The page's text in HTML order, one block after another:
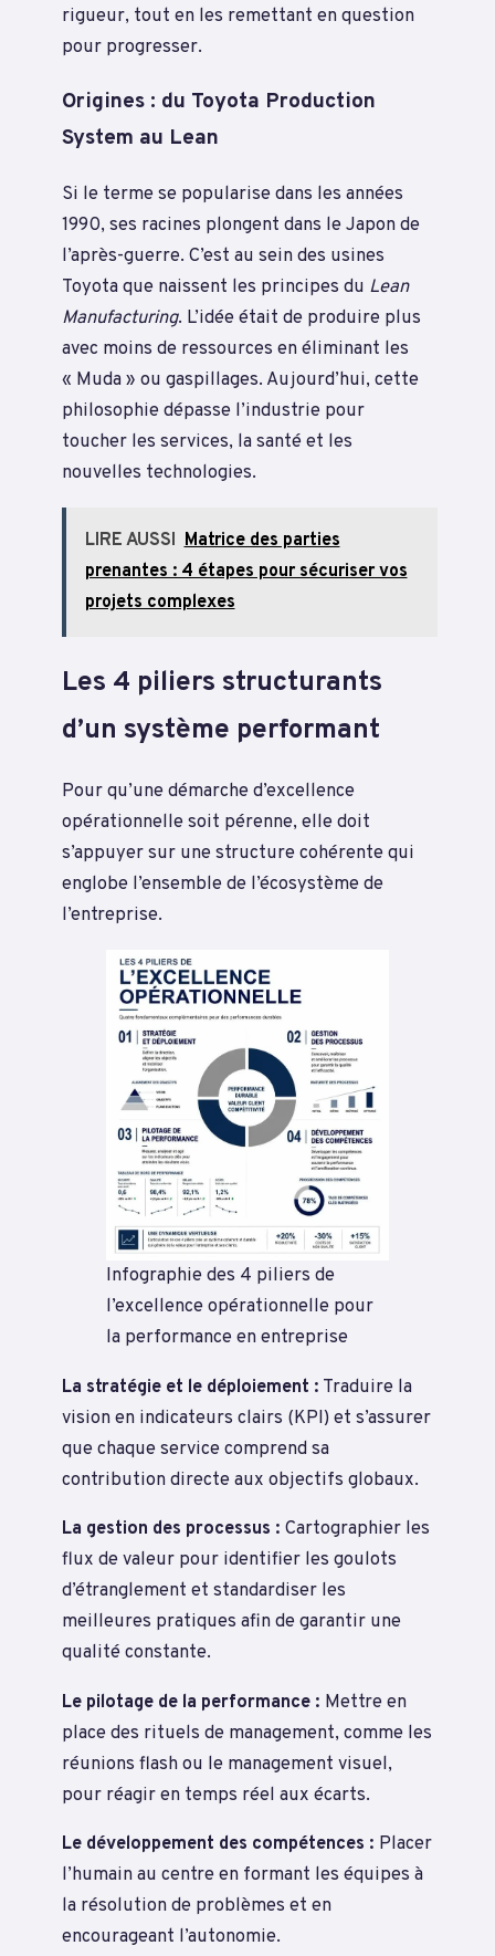
rigueur, tout en les remettant en question
pour progresser.
Origines : du Toyota Production
System au Lean
Si le terme se popularise dans les années
1990, ses racines plongent dans le Japon de
l’après-guerre. C’est au sein des usines
Toyota que naissent les principes du Lean
Manufacturing. L’idée était de produire plus
avec moins de ressources en éliminant les
« Muda » ou gaspillages. Aujourd’hui, cette
philosophie dépasse l’industrie pour
toucher les services, la santé et les
nouvelles technologies.
LIRE AUSSI Matrice des parties
prenantes : 4 étapes pour sécuriser vos
projets complexes
Les 4 piliers structurants
d’un système performant
Pour qu’une démarche d’excellence
opérationnelle soit pérenne, elle doit
s’appuyer sur une structure cohérente qui
englobe l’ensemble de l’écosystème de
l’entreprise.
Infographie des 4 piliers de
l’excellence opérationnelle pour
la performance en entreprise
La stratégie et le déploiement : Traduire la
vision en indicateurs clairs (KPI) et s’assurer
que chaque service comprend sa
contribution directe aux objectifs globaux.
La gestion des processus : Cartographier les
flux de valeur pour identifier les goulots
d’étranglement et standardiser les
meilleures pratiques afin de garantir une
qualité constante.
Le pilotage de la performance : Mettre en
place des rituels de management, comme les
réunions flash ou le management visuel,
pour réagir en temps réel aux écarts.
Le développement des compétences : Placer
l’humain au centre en formant les équipes à
la résolution de problèmes et en
encourageant l’autonomie.